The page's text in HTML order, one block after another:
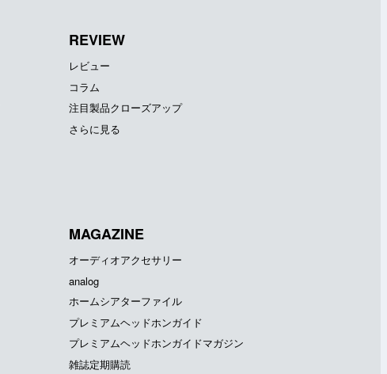
REVIEW
レビュー
コラム
注目製品クローズアップ
さらに見る
MAGAZINE
オーディオアクセサリー
analog
ホームシアターファイル
プレミアムヘッドホンガイド
プレミアムヘッドホンガイドマガジン
雑誌定期購読